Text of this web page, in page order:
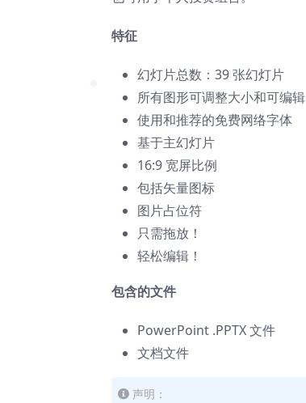
特征
幻灯片总数：39 张幻灯片
所有图形可调整大小和可编辑
使用和推荐的免费网络字体
基于主幻灯片
16:9 宽屏比例
包括矢量图标
图片占位符
只需拖放！
轻松编辑！
包含的文件
PowerPoint .PPTX 文件
文档文件
声明：